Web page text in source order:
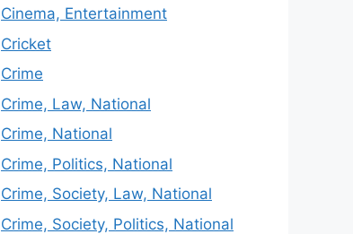
Cinema, Entertainment
Cricket
Crime
Crime, Law, National
Crime, National
Crime, Politics, National
Crime, Society, Law, National
Crime, Society, Politics, National